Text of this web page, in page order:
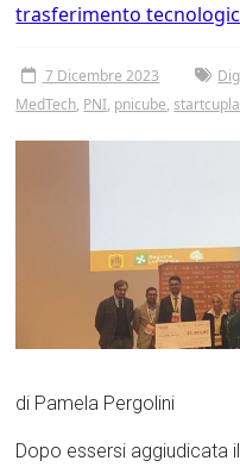
trasferimento
7 Dicembre 2023
MedTech, PNI, pnicube,
di Pamela Pergolini
Dopo essersi aggiudicata il